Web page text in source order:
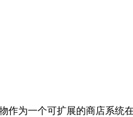
为一个可扩展的商店系统